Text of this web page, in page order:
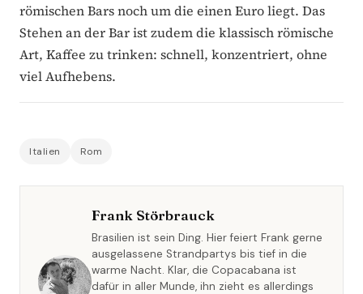
römischen Bars noch um die einen Euro liegt. Das
Stehen an der Bar ist zudem die klassisch römische
Art, Kaffee zu trinken: schnell, konzentriert, ohne
viel Aufhebens.
Italien Rom
Frank Störbrauck
Brasilien ist sein Ding. Hier feiert Frank gerne
ausgelassene Strandpartys bis tief in die
warme Nacht. Klar, die Copacabana ist
dafür in aller Munde, ihn zieht es allerdings